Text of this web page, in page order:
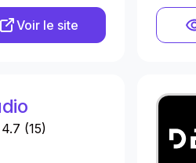
Voir le site
4.7 (15)